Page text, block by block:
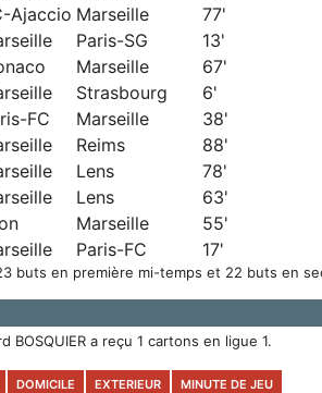
Ajaccio Marseille
77'
Paris-SG
13'
Marseille
67'
Strasbourg
6'
FC Marseille
38'
Reims
88'
Lens
78'
Lens
63'
Marseille
55'
Paris-FC 17'
buts en première mi-temps et 22 buts en
BOSQUIER a reçu 1 cartons en ligue 1.
DOMICILE EXTERIEUR MINUTE DE JEU